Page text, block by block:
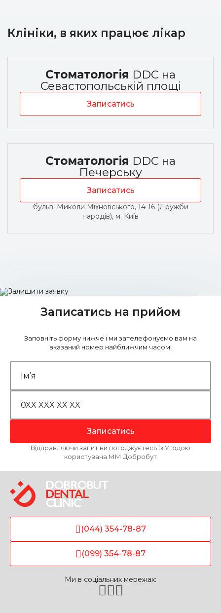
Клініки, в яких працює лікар
Стоматологія DDC на
Севастопольській площі
Записатись
Стоматологія DDC на
Печерську
Записатись
бульв. Миколи Міхновського, 14-16 (Дружби
народів), м. Київ
Записатись на прийом
Заповніть форму нижче і ми зателефонуємо вам на
вказаний номер найближчим часом!
Записатись
Відправляючи запит ви погоджуєтесь із Угодою
користувача ММ Добробут
(044) 354-78-87
(099) 354-78-87
Ми в соціальних мережах: